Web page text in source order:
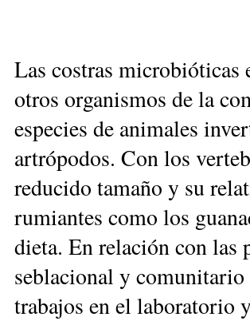
Las costras microbióticas
otros organismos de la
especies de animales
artrópodos. Con los
reducido tamaño y su
rumiantes como los
dieta. En relación con las
seblacional y comunitario
trabajos en el laboratorio